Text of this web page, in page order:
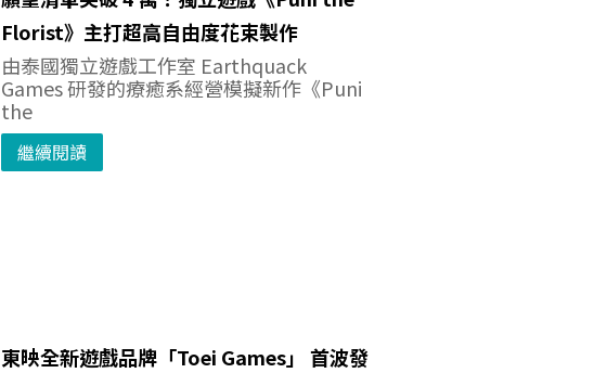
Florist》主打超高自由度花束製作
由泰國獨立遊戲工作室 Earthquack
Games 研發的療癒系經營模擬新作《Puni
the
繼續閱讀
東映全新遊戲品牌「Toei Games」 首波發